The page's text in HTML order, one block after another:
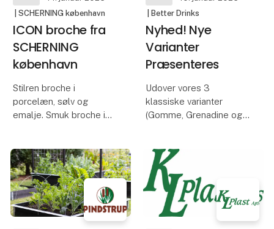
| SCHERNING københavn
ICON broche fra
SCHERNING
københavn
Stilren broche i
porcelæn, sølv og
emalje. Smuk broche i
dekoration i dyb sort og
emalje.
Med brochen følger en
ekstra centerpiece, så
farven kan skiftes fra
| Better Drinks
Nyhed! Nye
Varianter
Præsenteres
Udover vores 3
klassiske varianter
(Gomme, Grenadine og
på Formland!
Det er den største
sortimentsudvidelse i
vores historie og du kan